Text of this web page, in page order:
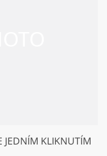
JEDNÍM KLIKNUTÍM